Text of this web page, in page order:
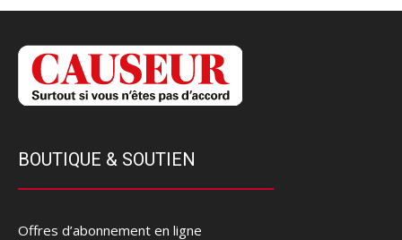
BOUTIQUE & SOUTIEN
Offres d’abonnement en ligne